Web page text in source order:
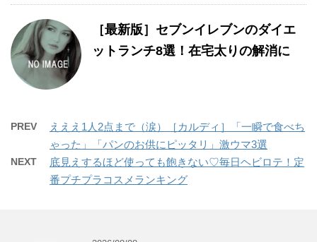
［最新版］セブンイレブンのダイエ
ットランチ8選！在宅太りの解消に
PREV
えええ1人2点まで（涙）［カルディ］「一瞬で食べち
ゃった」「パンのお供にピッタリ」激ウマ3選
NEXT
底見えするほど使っても飽きない♡毎日ヘビロテ！定
番プチプラコスメランキング